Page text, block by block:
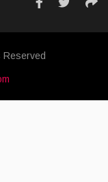
Reserved